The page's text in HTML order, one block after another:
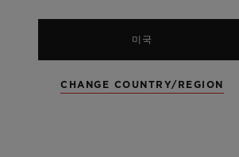
미국
CHANGE COUNTRY/REGION